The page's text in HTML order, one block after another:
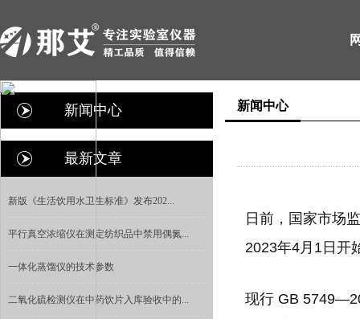
新闻中心
最新文章
新版《生活饮用水卫生标准》发布202...
平行真空浓缩仪在测定纺织品中禁用偶氮...
一体化蒸馏仪的技术参数
二氧化硫检测仪在中药饮片入库验收中的...
新闻中心
日前，国家市场
2023年4月1日开
现行 GB